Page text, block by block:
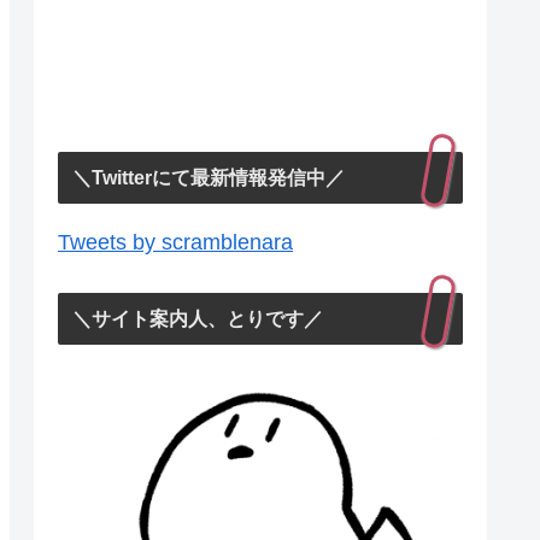
＼Twitterにて最新情報発信中／
Tweets by scramblenara
＼サイト案内人、とりです／